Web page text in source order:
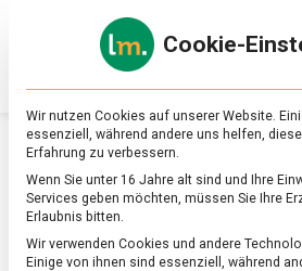
SCHLAGWORT:BUNDESWEHR
Cookie-
Wir nutzen Cookies auf unserer Website.
essenziell, während andere uns helfen,
Erfahrung zu verbessern.
Wenn Sie unter 16 Jahre alt sind und Ihre
Services geben möchten, müssen Sie Ihre
Erlaubnis bitten.
Wir verwenden Cookies und andere
Einige von ihnen sind essenziell, während